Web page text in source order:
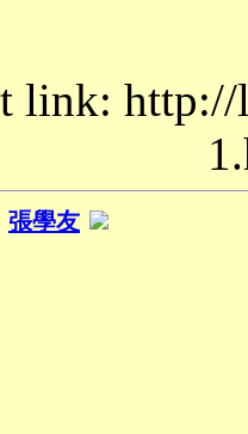
link:
張學友